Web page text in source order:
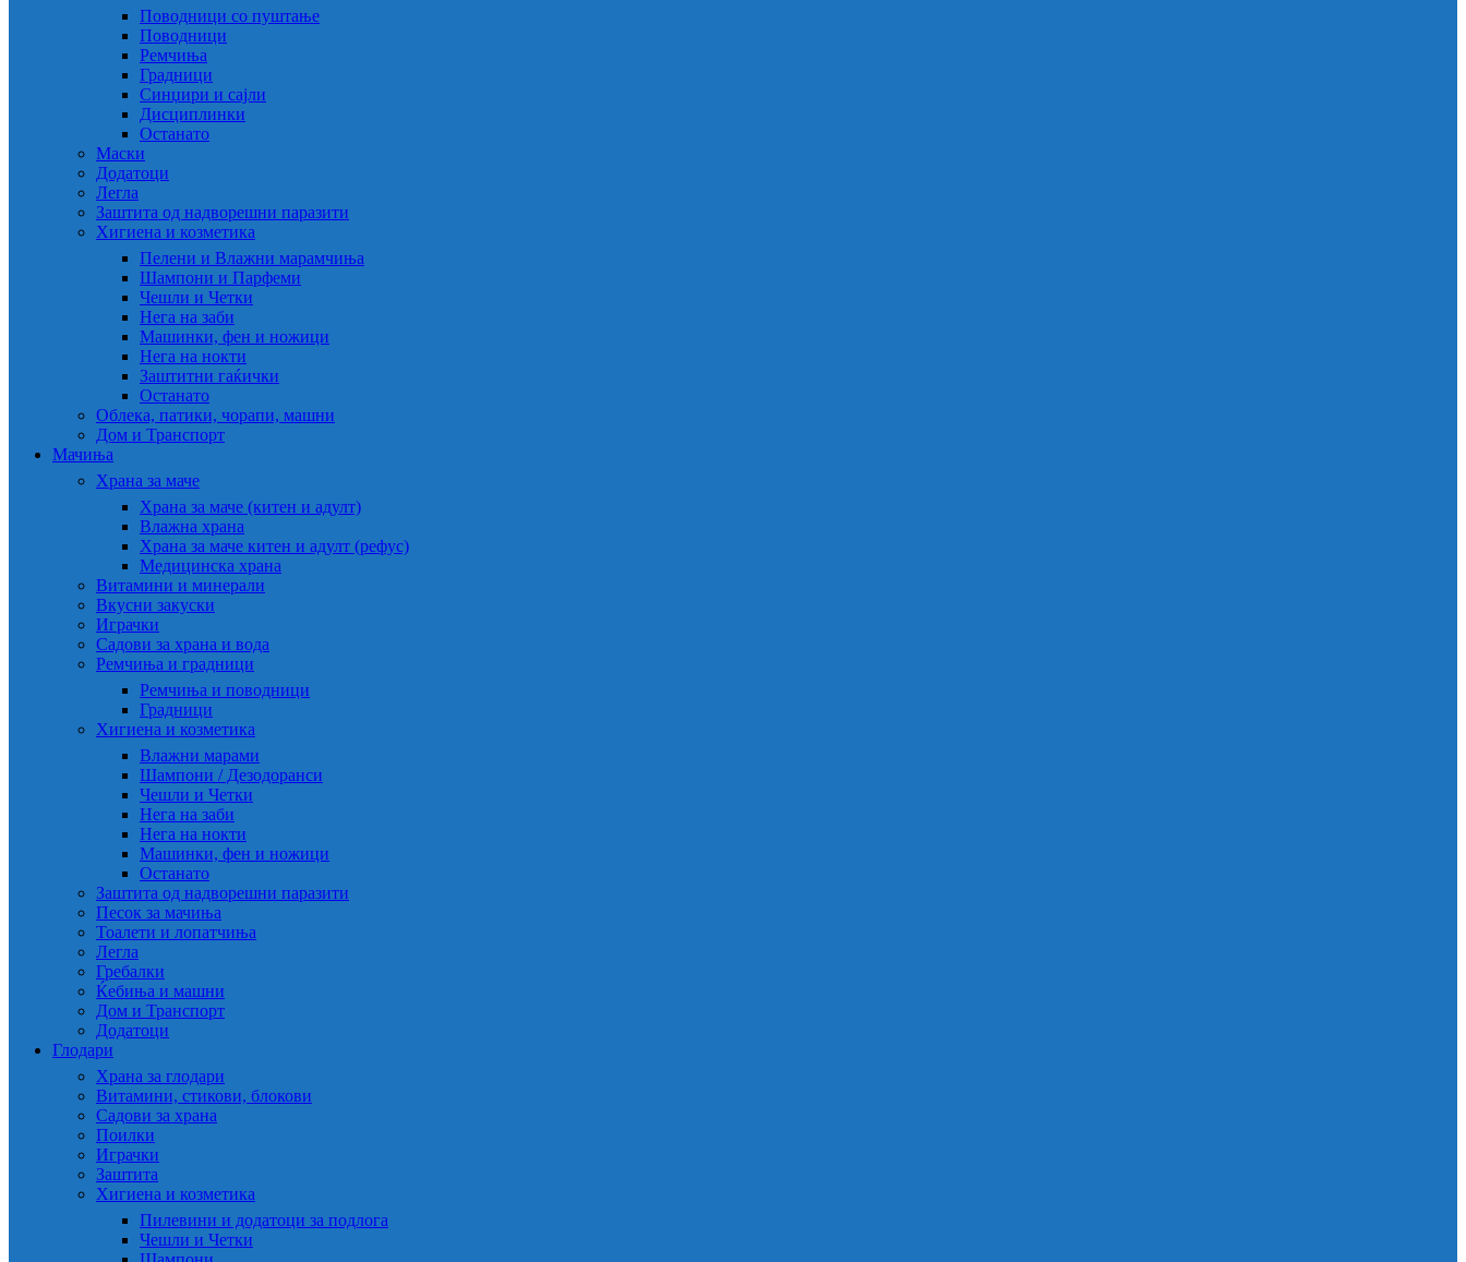
Поводници со пуштање
Поводници
Ремчиња
Градници
Синџири и сајли
Дисциплинки
Останато
Маски
Додатоци
Легла
Заштита од надворешни паразити
Хигиена и козметика
Пелени и Влажни марамчиња
Шампони и Парфеми
Чешли и Четки
Нега на заби
Машинки, фен и ножици
Нега на нокти
Заштитни гаќички
Останато
Облека, патики, чорапи, машни
Дом и Транспорт
Мачиња
Храна за маче
Храна за маче (китен и адулт)
Влажна храна
Храна за маче китен и адулт (рефус)
Медицинска храна
Витамини и минерали
Вкусни закуски
Играчки
Садови за храна и вода
Ремчиња и градници
Ремчиња и поводници
Градници
Хигиена и козметика
Влажни марами
Шампони / Дезодоранси
Чешли и Четки
Нега на заби
Нега на нокти
Машинки, фен и ножици
Останато
Заштита од надворешни паразити
Песок за мачиња
Тоалети и лопатчиња
Легла
Гребалки
Ќебиња и машни
Дом и Транспорт
Додатоци
Глодари
Храна за глодари
Витамини, стикови, блокови
Садови за храна
Поилки
Играчки
Заштита
Хигиена и козметика
Пилевини и додатоци за подлога
Чешли и Четки